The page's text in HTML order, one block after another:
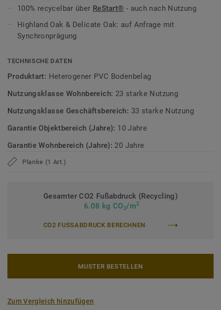
Zirkulär gedacht
Hergestellt in Europa mit 20 % Recyclinganteil.
Phthalatfrei und mit sehr niedrigen VOC-Emissionen,
>> Erfahren Sie mehr über Tarkett Designböden.
100% recycelbar über ReStart® - auch nach Nutzung
Highland Oak & Delicate Oak: auf Anfrage mit
Synchronprägung
TECHNISCHE DATEN
Produktart: Heterogener PVC Bodenbelag
Nutzungsklasse Wohnbereich: 23 starke Nutzung
Nutzungsklasse Geschäftsbereich: 33 starke Nutzung
Garantie Objektbereich (Jahre): 10 Jahre
Garantie Wohnbereich (Jahre): 20 Jahre
Planke (1 Art.)
Gesamter CO2 Fußabdruck (Recycling)
6.08 kg CO2/m2
CO2 FUSSABDRUCK BERECHNEN
MUSTER BESTELLEN
Zum Vergleich hinzufügen